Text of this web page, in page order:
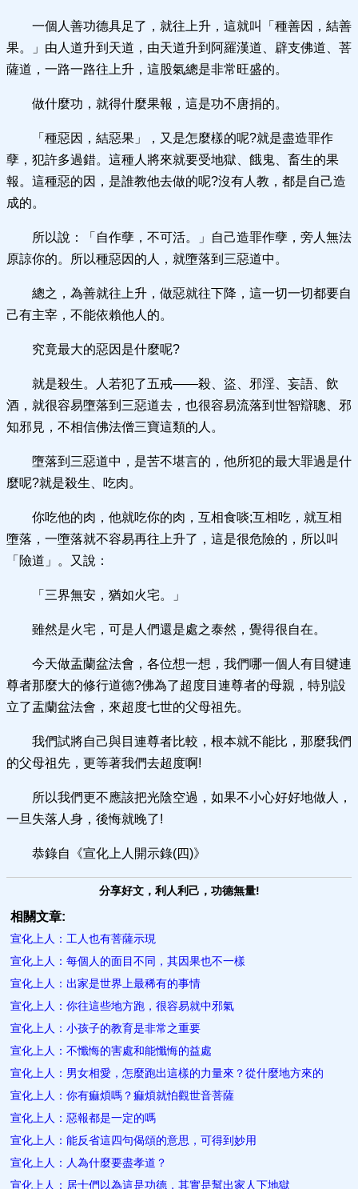
一個人善功德具足了，就往上升，這就叫「種善因，結善
果。」由人道升到天道，由天道升到阿羅漢道、辟支佛道、菩
薩道，一路一路往上升，這股氣總是非常旺盛的。
做什麼功，就得什麼果報，這是功不唐捐的。
「種惡因，結惡果」，又是怎麼樣的呢?就是盡造罪作
孽，犯許多過錯。這種人將來就要受地獄、餓鬼、畜生的果
報。這種惡的因，是誰教他去做的呢?沒有人教，都是自己造
成的。
所以說：「自作孽，不可活。」自己造罪作孽，旁人無法
原諒你的。所以種惡因的人，就墮落到三惡道中。
總之，為善就往上升，做惡就往下降，這一切一切都要自
己有主宰，不能依賴他人的。
究竟最大的惡因是什麼呢?
就是殺生。人若犯了五戒——殺、盜、邪淫、妄語、飲
酒，就很容易墮落到三惡道去，也很容易流落到世智辯聰、邪
知邪見，不相信佛法僧三寶這類的人。
墮落到三惡道中，是苦不堪言的，他所犯的最大罪過是什
麼呢?就是殺生、吃肉。
你吃他的肉，他就吃你的肉，互相食啖;互相吃，就互相
墮落，一墮落就不容易再往上升了，這是很危險的，所以叫
「險道」。又說：
「三界無安，猶如火宅。」
雖然是火宅，可是人們還是處之泰然，覺得很自在。
今天做盂蘭盆法會，各位想一想，我們哪一個人有目犍連
尊者那麼大的修行道德?佛為了超度目連尊者的母親，特別設
立了盂蘭盆法會，來超度七世的父母祖先。
我們試將自己與目連尊者比較，根本就不能比，那麼我們
的父母祖先，更等著我們去超度啊!
所以我們更不應該把光陰空過，如果不小心好好地做人，
一旦失落人身，後悔就晚了!
恭錄自《宣化上人開示錄(四)》
分享好文，利人利己，功德無量!
相關文章:
宣化上人：工人也有菩薩示現
宣化上人：每個人的面目不同，其因果也不一樣
宣化上人：出家是世界上最稀有的事情
宣化上人：你往這些地方跑，很容易就中邪氣
宣化上人：小孩子的教育是非常之重要
宣化上人：不懺悔的害處和能懺悔的益處
宣化上人：男女相愛，怎麼跑出這樣的力量來？從什麼地方來的
宣化上人：你有痲煩嗎？痲煩就怕觀世音菩薩
宣化上人：惡報都是一定的嗎
宣化上人：能反省這四句偈頌的意思，可得到妙用
宣化上人：人為什麼要盡孝道？
宣化上人：居士們以為這是功德，其實是幫出家人下地獄